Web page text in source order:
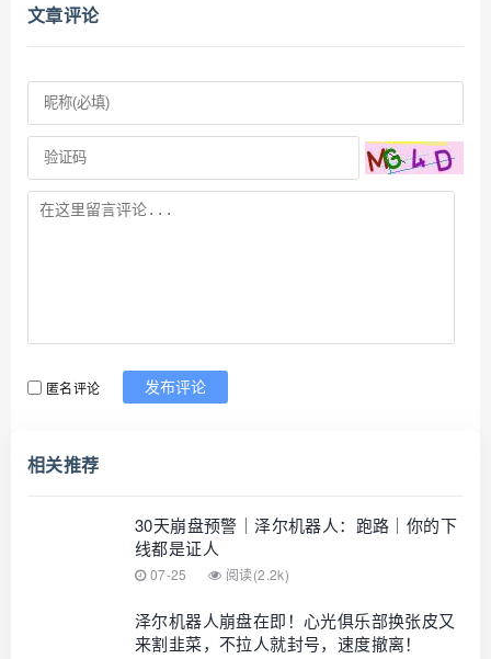
文章评论
匿名评论 发布评论
相关推荐
30天崩盘预警｜泽尔机器人：跑路｜你的下
线都是证人
07-25 阅读(2.2k)
泽尔机器人崩盘在即！心光俱乐部换张皮又
来割韭菜，不拉人就封号，速度撤离！